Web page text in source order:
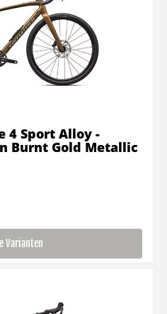
Varianten
4 Sport Alloy -
Burnt Gold Metallic